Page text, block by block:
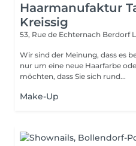
Haarmanufaktur
Kreissig
53, Rue de Echternach Berdorf
Wir sind der Meinung, dass es
nur um eine neue Haarfarbe
möchten, dass Sie sich rund...
Make-Up